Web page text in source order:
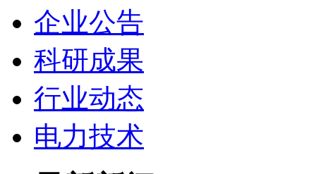
企业公告
科研成果
行业动态
电力技术